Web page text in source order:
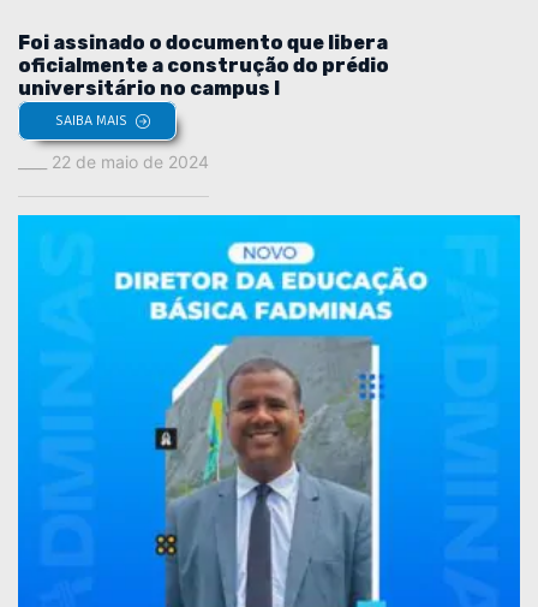
Foi assinado o documento que libera
oficialmente a construção do prédio
universitário no campus I
SAIBA MAIS
22 de maio de 2024